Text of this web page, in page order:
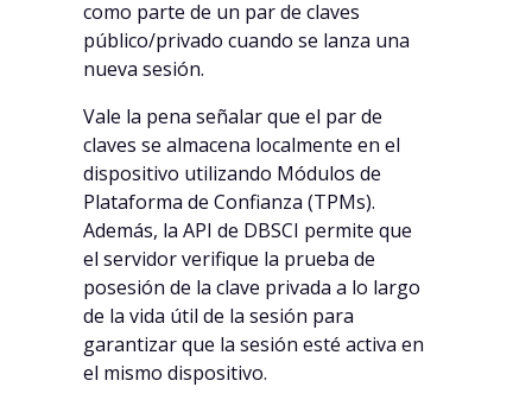
como parte de un par de claves
público/privado cuando se lanza una
nueva sesión.
Vale la pena señalar que el par de
claves se almacena localmente en el
dispositivo utilizando Módulos de
Plataforma de Confianza (TPMs).
Además, la API de DBSCI permite que
el servidor verifique la prueba de
posesión de la clave privada a lo largo
de la vida útil de la sesión para
garantizar que la sesión esté activa en
el mismo dispositivo.